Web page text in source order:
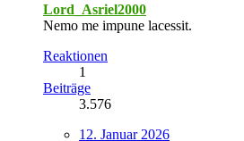
Lord_Asriel2000
Nemo me impune lacessit.
Reaktionen
1
Beiträge
3.576
12. Januar 2026